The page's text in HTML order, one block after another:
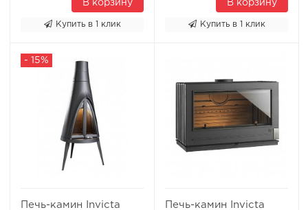
В корзину
Купить в 1 клик
В корзину
Купить в 1 клик
- 15%
Печь-камин Invicta
Печь-камин Invicta